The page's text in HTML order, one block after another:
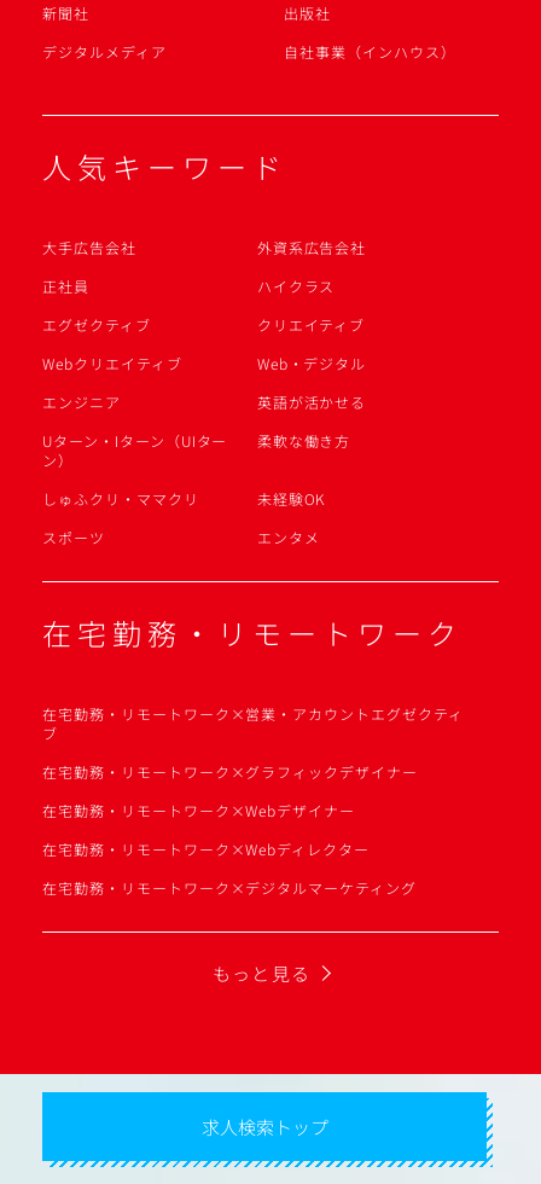
新聞社
出版社
デジタルメディア
自社事業（インハウス）
人気キーワード
大手広告会社
外資系広告会社
正社員
ハイクラス
エグゼクティブ
クリエイティブ
Webクリエイティブ
Web・デジタル
エンジニア
英語が活かせる
Uターン・Iターン（UIター
ン）
柔軟な働き方
しゅふクリ・ママクリ
未経験OK
スポーツ
エンタメ
在宅勤務・リモートワーク
在宅勤務・リモートワーク×営業・アカウントエグゼクティ
ブ
在宅勤務・リモートワーク×グラフィックデザイナー
在宅勤務・リモートワーク×Webデザイナー
在宅勤務・リモートワーク×Webディレクター
在宅勤務・リモートワーク×デジタルマーケティング
もっと見る
求人検索トップ